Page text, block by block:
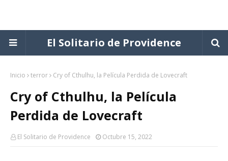
El Solitario de Providence
Inicio terror Cry of Cthulhu, la Película Perdida de Lovecraft
Cry of Cthulhu, la Película
Perdida de Lovecraft
El Solitario de Providence Octubre 15, 2022